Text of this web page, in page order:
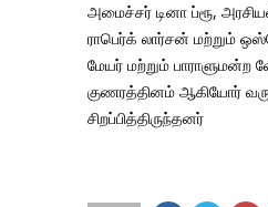
அமைச்சர் டினா ப்ரூ,
ராபெர்க் லார்சன் மற்றும்
மேயர் மற்றும் பாராளுமன்ற
குணரத்தினம் ஆகியோர்
சிறப்பித்திருந்தனர்